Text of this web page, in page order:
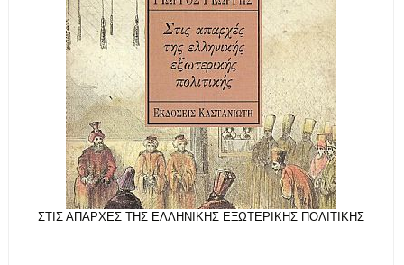
ΣΤΙΣ ΑΠΑΡΧΕΣ ΤΗΣ ΕΛΛΗΝΙΚΗΣ ΕΞΩΤΕΡΙΚΗΣ ΠΟΛΙΤΙΚΗΣ